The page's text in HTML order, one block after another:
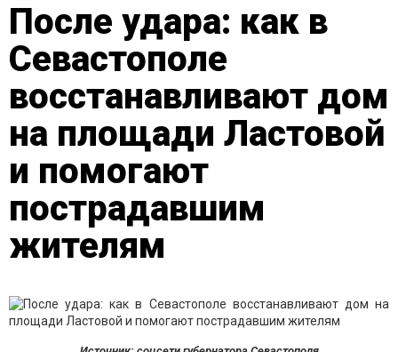
После удара: как в
Севастополе
восстанавливают дом
на площади Ластовой
и помогают
пострадавшим
жителям